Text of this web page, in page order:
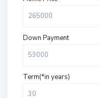
Down Payment
Term(*in years)